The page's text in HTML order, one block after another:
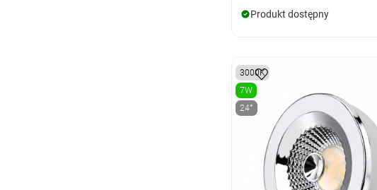
Produkt dostępny
3000K
7W
24°